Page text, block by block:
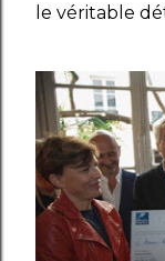
le véritable